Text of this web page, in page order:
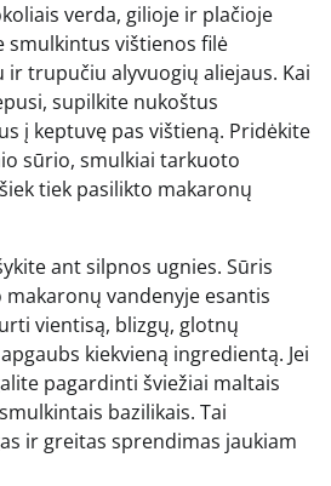
verda, gilioje ir plačioje
smulkintus vištienos filė
ir trupučiu alyvuogių aliejaus. Kai
supilkite nukoštus
į keptuvę pas vištieną. Pridėkite
sūrio, smulkiai tarkuoto
tiek pasilikto makaronų
ant silpnos ugnies. Sūris
vandenyje esantis
vientisą, blizgų, glotnų
kiekvieną ingredientą. Jei
pagardinti šviežiai maltais
bazilikais. Tai
ir greitas sprendimas jaukiam